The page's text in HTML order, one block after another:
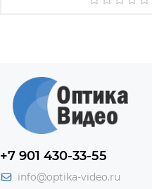
+7 901 430-33-55
info@optika-video.ru